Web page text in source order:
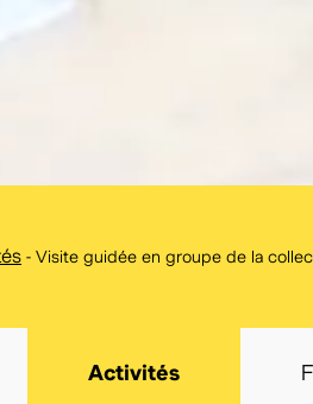
- Visite guidée en groupe de la
Activités